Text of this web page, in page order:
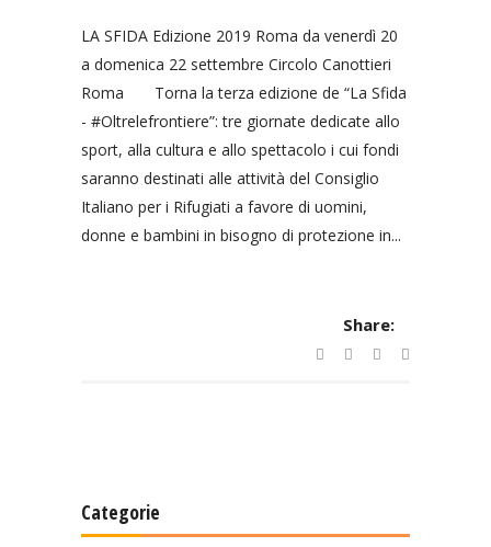
LA SFIDA Edizione 2019 Roma da venerdì 20
a domenica 22 settembre Circolo Canottieri
Roma Torna la terza edizione de “La Sfida
- #Oltrelefrontiere”: tre giornate dedicate allo
sport, alla cultura e allo spettacolo i cui fondi
saranno destinati alle attività del Consiglio
Italiano per i Rifugiati a favore di uomini,
donne e bambini in bisogno di protezione in...
Share:
Categorie